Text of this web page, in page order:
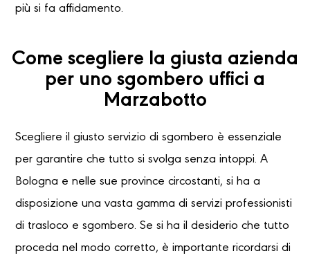
più si fa affidamento.
Come scegliere la giusta azienda
per uno sgombero uffici a
Marzabotto
Scegliere il giusto servizio di sgombero è essenziale
per garantire che tutto si svolga senza intoppi. A
Bologna e nelle sue province circostanti, si ha a
disposizione una vasta gamma di servizi professionisti
di trasloco e sgombero. Se si ha il desiderio che tutto
proceda nel modo corretto, è importante ricordarsi di